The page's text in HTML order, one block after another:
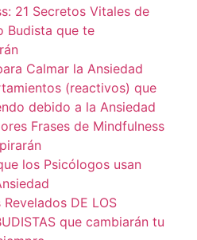
21 Secretos Vitales de
Budista que te
Calmar la Ansiedad
(reactivos) que
debido a la Ansiedad
Frases de Mindfulness
los Psicólogos usan
DE LOS
que cambiarán tu